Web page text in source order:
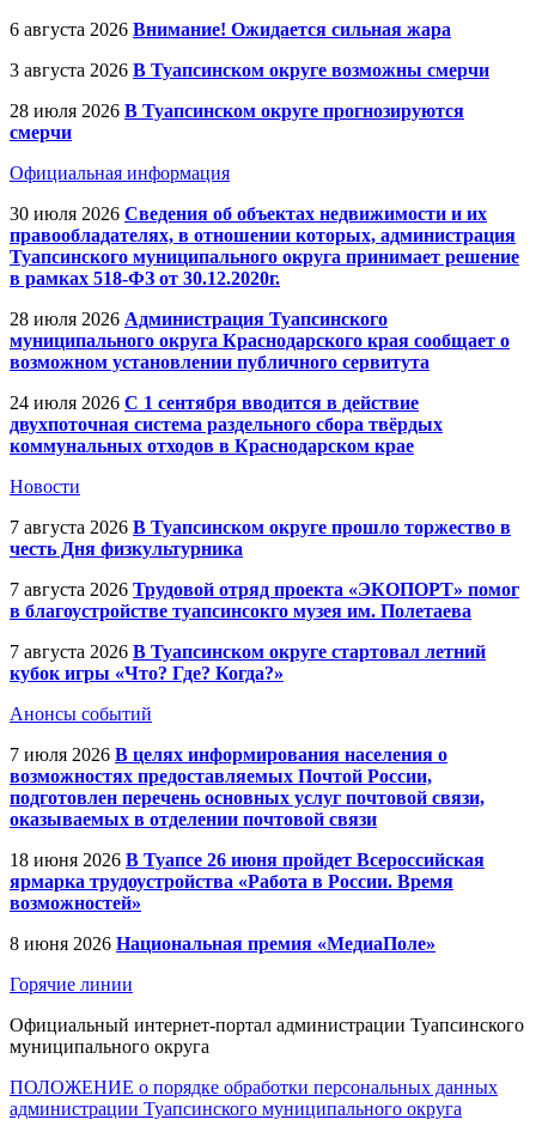
6 августа 2026 Внимание! Ожидается сильная жара
3 августа 2026 В Туапсинском округе возможны смерчи
28 июля 2026 В Туапсинском округе прогнозируются
смерчи
Официальная информация
30 июля 2026 Сведения об объектах недвижимости и их
правообладателях, в отношении которых, администрация
Туапсинского муниципального округа принимает решение
в рамках 518-ФЗ от 30.12.2020г.
28 июля 2026 Администрация Туапсинского
муниципального округа Краснодарского края сообщает о
возможном установлении публичного сервитута
24 июля 2026 С 1 сентября вводится в действие
двухпоточная система раздельного сбора твёрдых
коммунальных отходов в Краснодарском крае
Новости
7 августа 2026 В Туапсинском округе прошло торжество в
честь Дня физкультурника
7 августа 2026 Трудовой отряд проекта «ЭКОПОРТ» помог
в благоустройстве туапсинсокго музея им. Полетаева
7 августа 2026 В Туапсинском округе стартовал летний
кубок игры «Что? Где? Когда?»
Анонсы событий
7 июля 2026 В целях информирования населения о
возможностях предоставляемых Почтой России,
подготовлен перечень основных услуг почтовой связи,
оказываемых в отделении почтовой связи
18 июня 2026 В Туапсе 26 июня пройдет Всероссийская
ярмарка трудоустройства «Работа в России. Время
возможностей»
8 июня 2026 Национальная премия «МедиаПоле»
Горячие линии
Официальный интернет-портал администрации Туапсинского
муниципального округа
ПОЛОЖЕНИЕ о порядке обработки персональных данных
администрации Туапсинского муниципального округа